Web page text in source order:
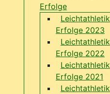
Erfolge
Leichtathletik
Erfolge 2023
Leichtathletik
Erfolge 2022
Leichtathletik
Erfolge 2021
Leichtathletik